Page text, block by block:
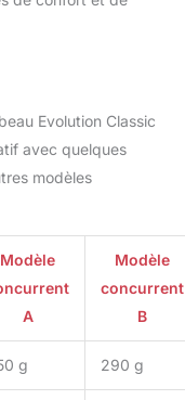
voyage.
meilleur
Nos oreillers
là où
et en
sur
sécurisé.
aux
: conceptions
la
de siège
Evolution Classic
avec quelques
modèles
Modèle
A
Modèle
concurrent
B
g 290 g